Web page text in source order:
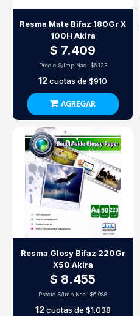
Resma Mate Bifaz 180Gr X
100H Akira
$ 7.409
Precio S/Imp.Nac. $6.123
12cuotas de $910
AGREGAR
Resma Glosy Bifaz 220Gr
X50 Akira
$ 8.455
Precio S/Imp.Nac. $6.988
12cuotas de $1.038